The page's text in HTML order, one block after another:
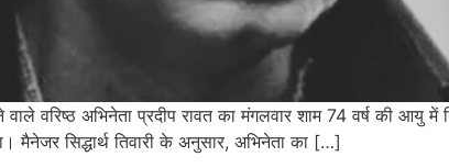
वाले वरिष्ठ अभिनेता प्रदीप रावत का मंगलवार शाम 74 वर्ष की
सिद्धार्थ तिवारी के अनुसार, अभिनेता का […]